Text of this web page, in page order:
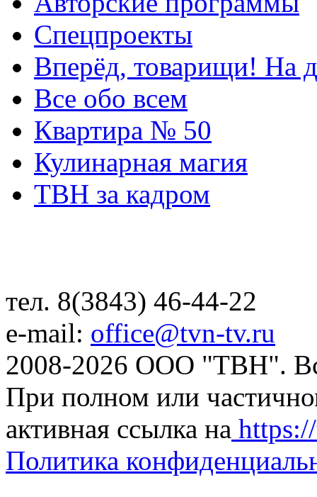
Спецпроекты
Вперёд, товарищи! На
Все обо всем
Квартира № 50
Кулинарная магия
ТВН за кадром
тел. 8(3843) 46-44-22
e-mail: office@tvn-tv.ru
2008-2026 ООО "ТВН".
При полном или
активная ссылка на
Политика